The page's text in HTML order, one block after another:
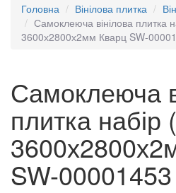
Головна Вінілова плитка
Самоклеюча вінілова плитка
3600х2800х2мм Кварц SW-
Самоклеюча
плитка набір
SW-00001453